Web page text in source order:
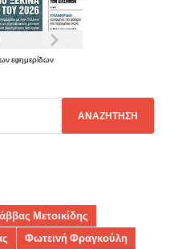
εφημερίδων
Μετοικίδης
Φωτεινή Φραγκούλη